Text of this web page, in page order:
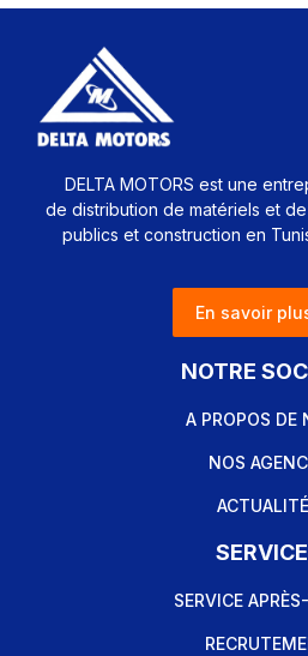
DELTA MOTORS est une
de distribution de matériels et
publics et construction en
En savoir
NOTRE
A PROPOS DE
NOS
SERVICE